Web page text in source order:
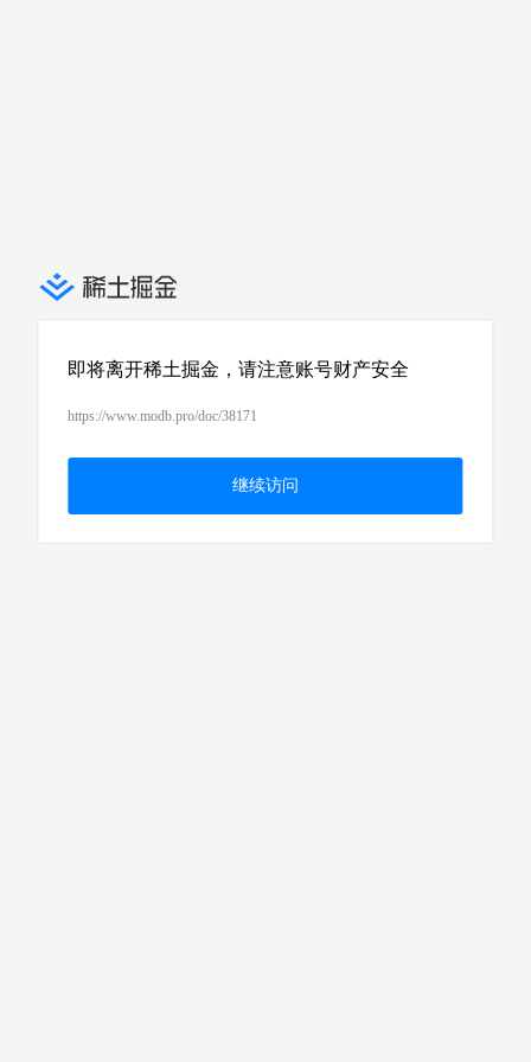
即将离开稀土掘金，请注意账号财产安全
https://www.modb.pro/doc/38171
继续访问